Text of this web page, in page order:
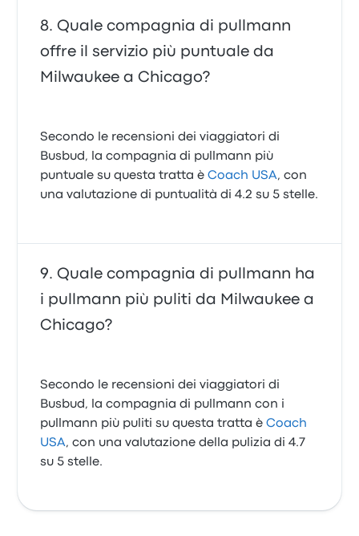
Quale compagnia di pullmann
offre il servizio più puntuale da
Milwaukee a Chicago?
Secondo le recensioni dei viaggiatori di
Busbud, la compagnia di pullmann più
puntuale su questa tratta èCoach USA, con
una valutazione di puntualità di 4.2 su 5 stelle.
Quale compagnia di pullmann ha
i pullmann più puliti da Milwaukee a
Chicago?
Secondo le recensioni dei viaggiatori di
Busbud, la compagnia di pullmann con i
pullmann più puliti su questa tratta èCoach
USA, con una valutazione della pulizia di 4.7
su 5 stelle.